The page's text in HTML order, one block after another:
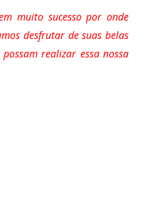
muito sucesso por onde
desfrutar de suas belas
realizar essa nossa